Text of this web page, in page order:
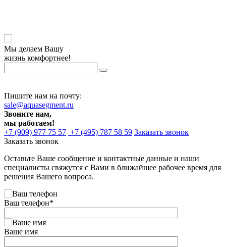
Мы делаем Вашу
жизнь комфортнее!
Пишите нам на почту:
sale@aquasegment.ru
Звоните нам,
мы работаем!
+7 (909) 977 75 57 +7 (495) 787 58 59 Заказать звонок
Заказать звонок
Оставьте Ваше сообщение и контактные данные и наши
специалисты свяжутся с Вами в ближайшее рабочее время для
решения Вашего вопроса.
Ваш телефон*
Ваше имя